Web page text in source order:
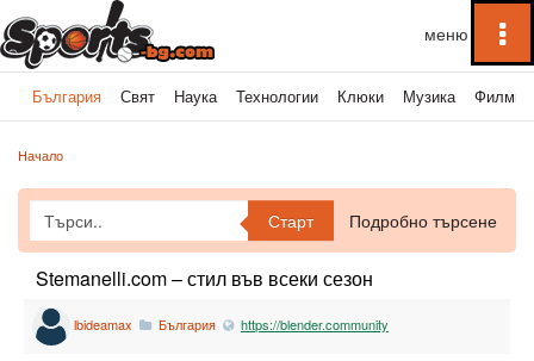
България Свят Наука Технологии Клюки Музика Филми
Начало
Старт Подробно търсене
Stemanelli.com – стил във всеки сезон
lbideamax България https://blender.community